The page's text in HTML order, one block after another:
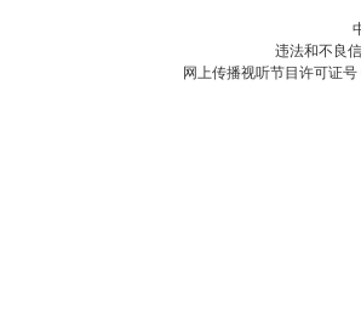
违法和不良
网上传播视听节目许可证号